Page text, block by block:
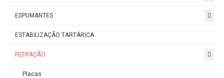
ESPUMANTES
ESTABILIZAÇÃO TARTÁRICA
FILTRAÇÃO
Placas